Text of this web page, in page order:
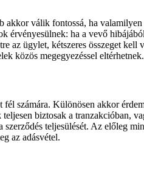
akkor válik fontossá, ha
érvényesülnek: ha a vevő
az ügylet, kétszeres összeget kell
közös megegyezéssel eltérhetnek.
számára. Különösen akkor
biztosak a tranzakcióban,
teljesülését. Az előleg
az adásvétel.